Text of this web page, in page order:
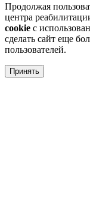
Продолжая
центра
cookie с
сделать сайт еще
пользователей.
Принять